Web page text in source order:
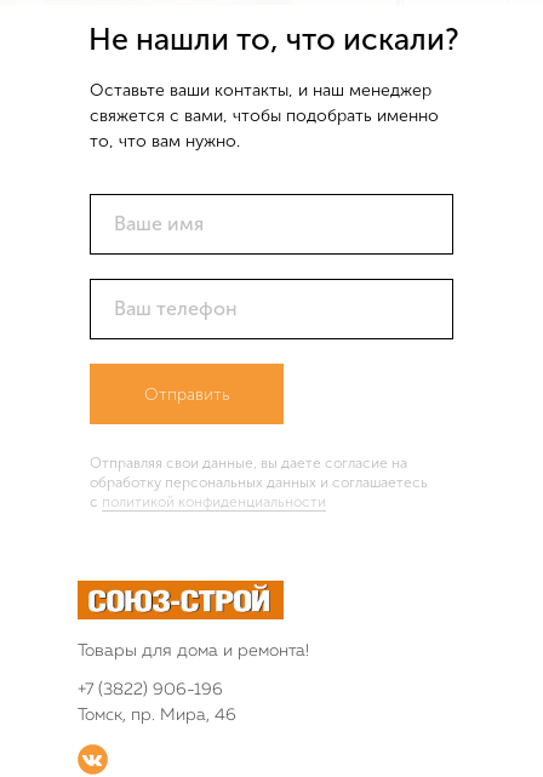
Ваше имя
Ваш телефон
Отправить
Не нашли то, что искали?
Оставьте ваши контакты, и наш менеджер
свяжется с вами, чтобы подобрать именно
то, что вам нужно.
Отправляя свои данные, вы даете согласие на
обработку персональных данных и соглашаетесь
c политикой конфиденциальности
Товары для дома и ремонта!
+7 (3822) 906-196
Томск, пр. Мира, 46